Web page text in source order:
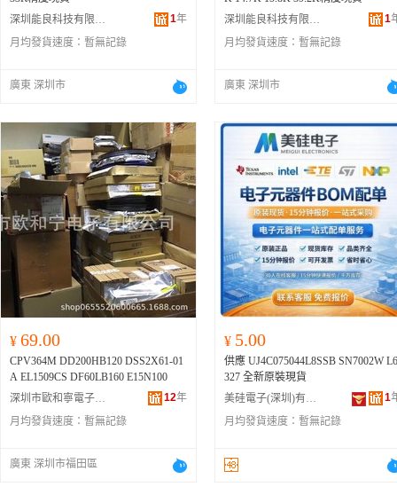
深圳能良科技有限公司
1年
月均發貨速度： 暫無記錄
廣東 深圳市
深圳能良科技有限公司
1
月均發貨速度： 暫無記錄
廣東 深圳市
¥ 69.00
CPV364M DD200HB120 DSS2X61-01
A EL1509CS DF60LB160 E15N100
深圳市歐和寧電子有限公司
12年
月均發貨速度： 暫無記錄
廣東 深圳市福田區
¥ 5.00
供應 UJ4C075044L8SSB SN7002W L6
327 全新原裝現貨
美硅電子(深圳)有限公司
1
月均發貨速度： 暫無記錄